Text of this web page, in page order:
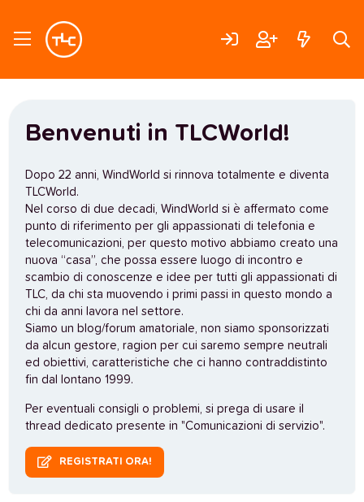
Benvenuti in TLCWorld!
Dopo 22 anni, WindWorld si rinnova totalmente e diventa
TLCWorld.
Nel corso di due decadi, WindWorld si è affermato come
punto di riferimento per gli appassionati di telefonia e
telecomunicazioni, per questo motivo abbiamo creato una
nuova “casa”, che possa essere luogo di incontro e
scambio di conoscenze e idee per tutti gli appassionati di
TLC, da chi sta muovendo i primi passi in questo mondo a
chi da anni lavora nel settore.
Siamo un blog/forum amatoriale, non siamo sponsorizzati
da alcun gestore, ragion per cui saremo sempre neutrali
ed obiettivi, caratteristiche che ci hanno contraddistinto
fin dal lontano 1999.
Per eventuali consigli o problemi, si prega di usare il
thread dedicato presente in "Comunicazioni di servizio".
REGISTRATI ORA!